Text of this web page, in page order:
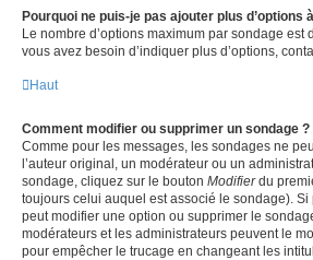
Pourquoi ne puis-je pas ajouter plus d’options
Le nombre d’options maximum par sondage est
vous avez besoin d’indiquer plus d’options,
Haut
Comment modifier ou supprimer un sondage ?
Comme pour les messages, les sondages ne
l’auteur original, un modérateur ou un
sondage, cliquez sur le bouton Modifierdu
toujours celui auquel est associé le sondage). Si
peut modifier une option ou supprimer le
modérateurs et les administrateurs peuvent le
pour empêcher le trucage en changeant les